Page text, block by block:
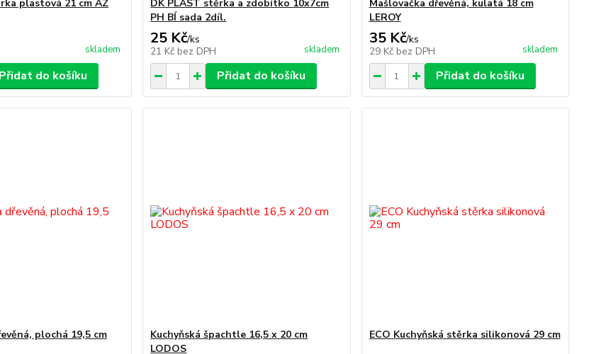
plastová 21 cm AZ
skladem
Přidat do košíku
DK PLAST stěrka a zdobítko 10x7cm
PH BÍ sada 2díl.
25 Kč/ks
21 Kč bez DPH skladem
Přidat do košíku
Mašlovačka dřevěná, kulatá 18 cm
LEROY
35 Kč/ks
29 Kč bez DPH skladem
Přidat do košíku
plochá 19,5 cm
Kuchyňská špachtle 16,5 x 20 cm
LODOS
ECO Kuchyňská stěrka silikonová 29 cm